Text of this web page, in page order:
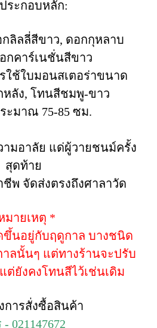
ระกอบหลัก:
ลิลลี่สีขาว, ดอกกุหลาบ
กคาร์เนชั่นสีขาว
ใช้ใบมอนสเตอร่าขนาด
ลัง, โทนสีชมพู-ขาว
ะมาณ 75-85 ซม.
มอาลัย แด่ผู้วายชนม์ครั้ง
สุดท้าย
พ จัดส่งตรงถึงศาลาวัด
มายเหตุ *
นอยู่กับฤดูกาล บางชนิด
ลนั้นๆ แต่ทางร้านจะปรับ
ต่ยังคงโทนสีไว้เช่นเดิม
การสั่งซื้อสินค้า
021147672